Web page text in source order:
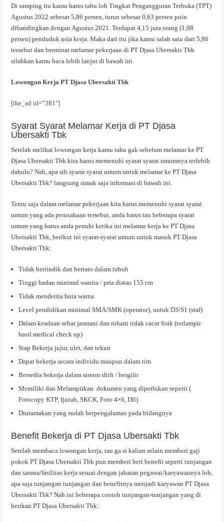
Di samping itu kamu harus tahu loh Tingkat Pengangguran Terbuka (TPT)
Agustus 2022 sebesar 5,86 persen, turun sebesar 0,63 persen poin
dibandingkan dengan Agustus 2021. Terdapat 4,15 juta orang (1,98
persen) penduduk usia kerja. Maka dari itu jika kamu salah satu dari 5,86
tersebut dan berminat melamar pekerjaan di PT Djasa Ubersakti Tbk
silahkan kamu baca lebih lanjut di bawah ini.
Lowongan Kerja PT Djasa Ubersakti Tbk
[the_ad id=”381″]
Syarat Syarat Melamar Kerja di PT Djasa
Ubersakti Tbk
Setelah melihat lowongan kerja kamu tahu gak sebelum melamar ke PT
Djasa Ubersakti Tbk kita harus memenuhi syarat syarat umumnya terlebih
dahulu? Nah, apa sih syarat syarat umum untuk melamar ke PT Djasa
Ubersakti Tbk? langsung simak saja informasi di bawah ini.
Tentu saja dalam melamar pekerjaan kita harus memenuhi syarat syarat
umum yang ada perusahaan tersebut, anda harus tau beberapa syarat
umum yang harus anda penuhi ketika ini melamar kerja ke PT Djasa
Ubersakti Tbk, berikut ini syarat-syarat umum untuk masuk PT Djasa
Ubersakti Tbk:
Tidak bertindik dan bertato dalam tubuh
Tinggi badan minimal wanita / pria diatas 155 cm
Tidak menderita buta warna
Level pendidikan minimal SMA/SMK (operator), untuk D3/S1 (staf)
Dalam keadaan sehat jasmani dan rohani tidak cacat fisik (terlampir
hasil medical check up)
Siap Bekerja jujur, ulet, dan tekun
Dapat bekerja secara individu maupun dalam tim
Bersedia bekerja dalam sistem shift / bergilir
Memiliki dan Melampirkan dokumen yang diperlukan seperti (
Fotocopy KTP, Ijazah, SKCK, Foto 4×6, Dll)
Diutamakan yang sudah berpengalaman pada bidangnya
Benefit Bekerja di PT Djasa Ubersakti Tbk
Setelah membaca lowongan kerja, tau ga si kalian selain memberi gaji
pokok PT Djasa Ubersakti Tbk pun memberi beri benefit seperti tunjangan
dan sarana/fasilitas kerja sesuai dengan jabatan pegawai/karyawannya loh,
apa saja tunjangan tunjangan dan benefitnya menjadi karyawan PT Djasa
Ubersakti Tbk? Nah ini beberapa contoh tunjangan-tunjangan yang di
berikan PT Djasa Ubersakti Tbk: